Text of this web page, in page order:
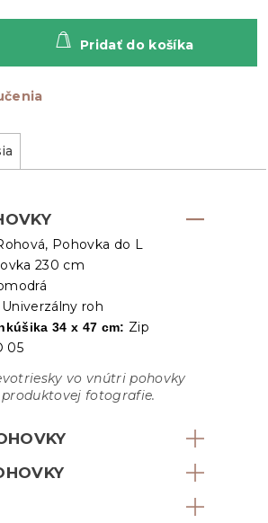
Pridať do košíka
Pohovka do L
230 cm
Univerzálny roh
34 x 47 cm: Zip
05
vo vnútri pohovky
fotografie.